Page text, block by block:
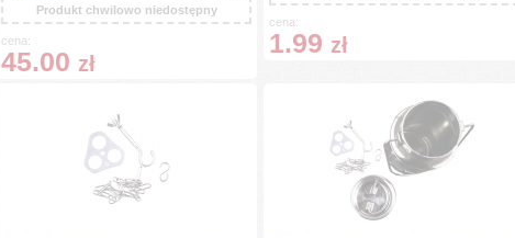
Produkt chwilowo niedostępny
cena:
45.00 zł
cena:
1.99 zł